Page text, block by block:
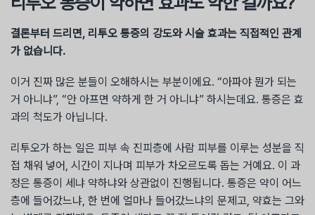
결론부터 드리면, 리투오 통증의 강도와 시술 효과는 직접적인 관계
가 없습니다.
이거 진짜 많은 분들이 오해하시는 부분이에요. “아파야 뭔가 되는
거 아니냐”, “안 아프면 약하게 한 거 아니냐” 하시는데요. 통증은 효
과의 척도가 아닙니다.
리투오가 하는 일은 피부 속 진피층에 사람 피부를 이루는 성분을 직
접 채워 넣어, 시간이 지나며 피부가 차오르도록 돕는 거예요. 이 과
정은 통증이 세냐 약하냐와 상관없이 진행됩니다. 통증은 약이 어느
층에 들어갔느냐, 한 번에 얼마나 들어갔느냐의 문제고, 약효는 그와